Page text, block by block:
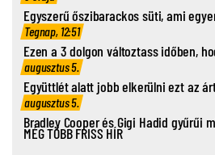
Egyszerű őszibarackos süti, ami
Tegnap, 12:51
Ezen a 3 dolgon változtass időben,
augusztus 5.
Együttlét alatt jobb elkerülni ezt az
augusztus 5.
Bradley Cooper és Gigi Hadid gyűrűi
MÉG TÖBB FRISS HÍR